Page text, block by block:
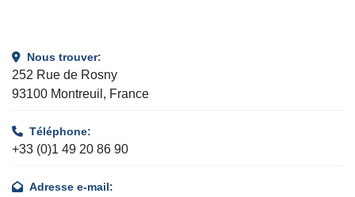
Nous trouver:
252 Rue de Rosny
93100 Montreuil, France
Téléphone:
+33 (0)1 49 20 86 90
Adresse e-mail: